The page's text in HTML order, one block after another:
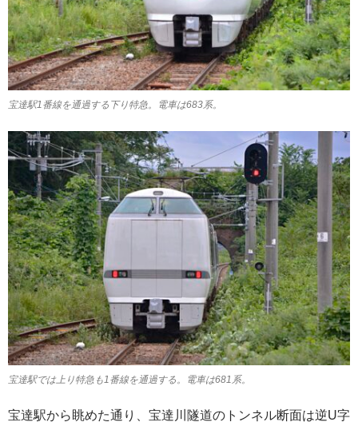
宝達駅1番線を通過する下り特急。電車は683系。
宝達駅では上り特急も1番線を通過する。電車は681系。
宝達駅から眺めた通り、宝達川隧道のトンネル断面は逆U字